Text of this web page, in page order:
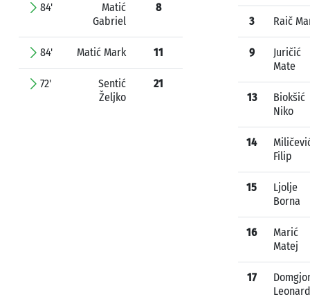
84'
Matić
Gabriel
8
84' Matić Mark 11
72'
Sentić
Željko
21
3 Raič
9
Juričić
Mate
13
Biokšić
Niko
14
Filip
15
Ljolje
Borna
16
Marić
Matej
17